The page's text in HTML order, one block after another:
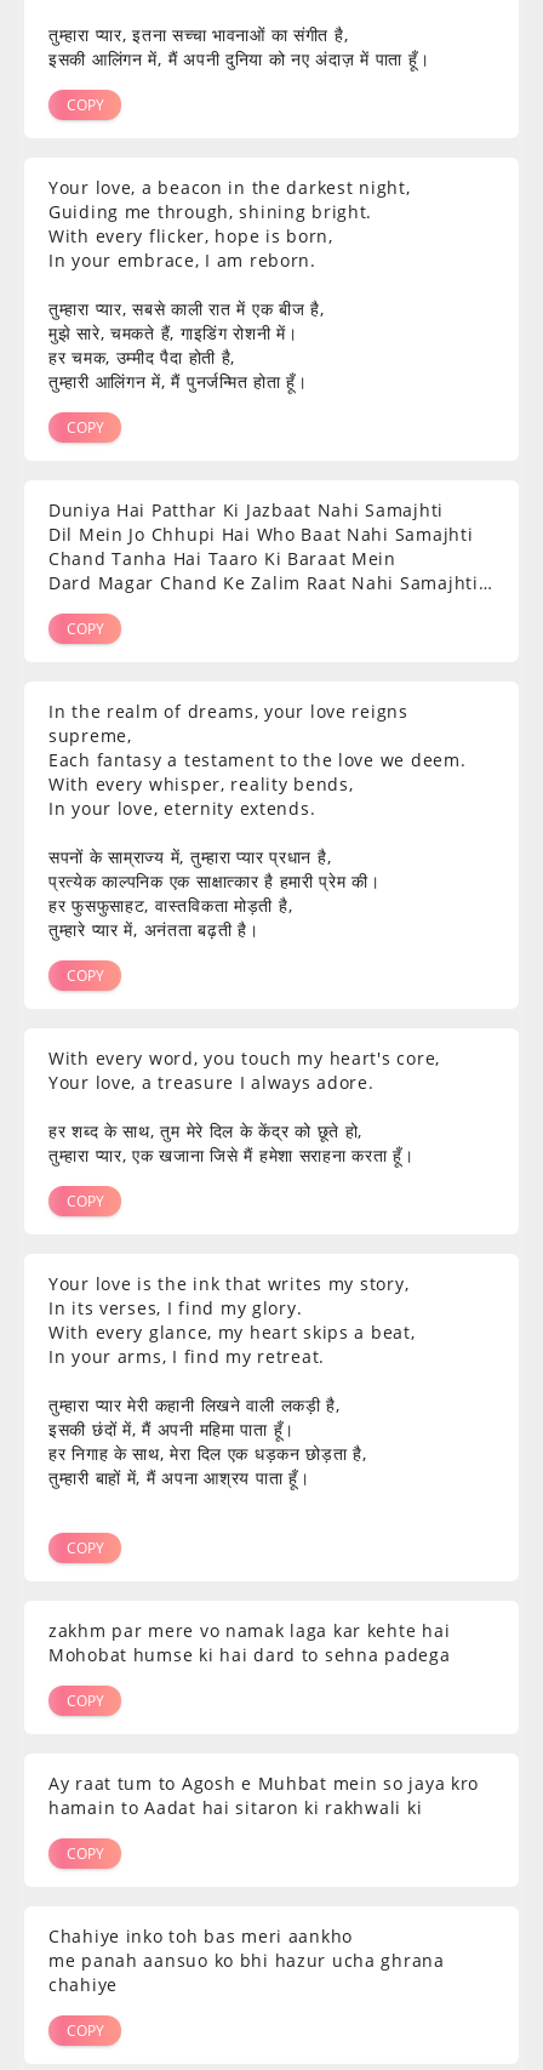
words ignite the flames of passion
within you, urging you to pursue
that surrounds you.
तुम्हारा प्यार, इतना सच्चा भावनाओं का संगीत है,
इसकी आलिंगन में, मैं अपनी दुनिया को नए अंदाज़ में पाता हूँ।
COPY
Your love, a beacon in the darkest night,
Guiding me through, shining bright.
With every flicker, hope is born,
In your embrace, I am reborn.
तुम्हारा प्यार, सबसे काली रात में एक बीज है,
मुझे सारे, चमकते हैं, गाइडिंग रोशनी में।
हर चमक, उम्मीद पैदा होती है,
तुम्हारी आलिंगन में, मैं पुनर्जन्मित होता हूँ।
COPY
Duniya Hai Patthar Ki Jazbaat Nahi Samajhti
Dil Mein Jo Chhupi Hai Who Baat Nahi Samajhti
Chand Tanha Hai Taaro Ki Baraat Mein
Dard Magar Chand Ke Zalim Raat Nahi Samajhti…
COPY
In the realm of dreams, your love reigns
supreme,
Each fantasy a testament to the love we deem.
With every whisper, reality bends,
In your love, eternity extends.
सपनों के साम्राज्य में, तुम्हारा प्यार प्रधान है,
प्रत्येक काल्पनिक एक साक्षात्कार है हमारी प्रेम की।
हर फुसफुसाहट, वास्तविकता मोड़ती है,
तुम्हारे प्यार में, अनंतता बढ़ती है।
COPY
With every word, you touch my heart's core,
Your love, a treasure I always adore.
हर शब्द के साथ, तुम मेरे दिल के केंद्र को छूते हो,
तुम्हारा प्यार, एक खजाना जिसे मैं हमेशा सराहना करता हूँ।
COPY
Your love is the ink that writes my story,
In its verses, I find my glory.
With every glance, my heart skips a beat,
In your arms, I find my retreat.
तुम्हारा प्यार मेरी कहानी लिखने वाली लकड़ी है,
इसकी छंदों में, मैं अपनी महिमा पाता हूँ।
हर निगाह के साथ, मेरा दिल एक धड़कन छोड़ता है,
तुम्हारी बाहों में, मैं अपना आश्रय पाता हूँ।
COPY
zakhm par mere vo namak laga kar kehte hai
Mohobat humse ki hai dard to sehna padega
COPY
Ay raat tum to Agosh e Muhbat mein so jaya kro
hamain to Aadat hai sitaron ki rakhwali ki
COPY
Chahiye inko toh bas meri aankho
me panah aansuo ko bhi hazur ucha ghrana
chahiye
COPY